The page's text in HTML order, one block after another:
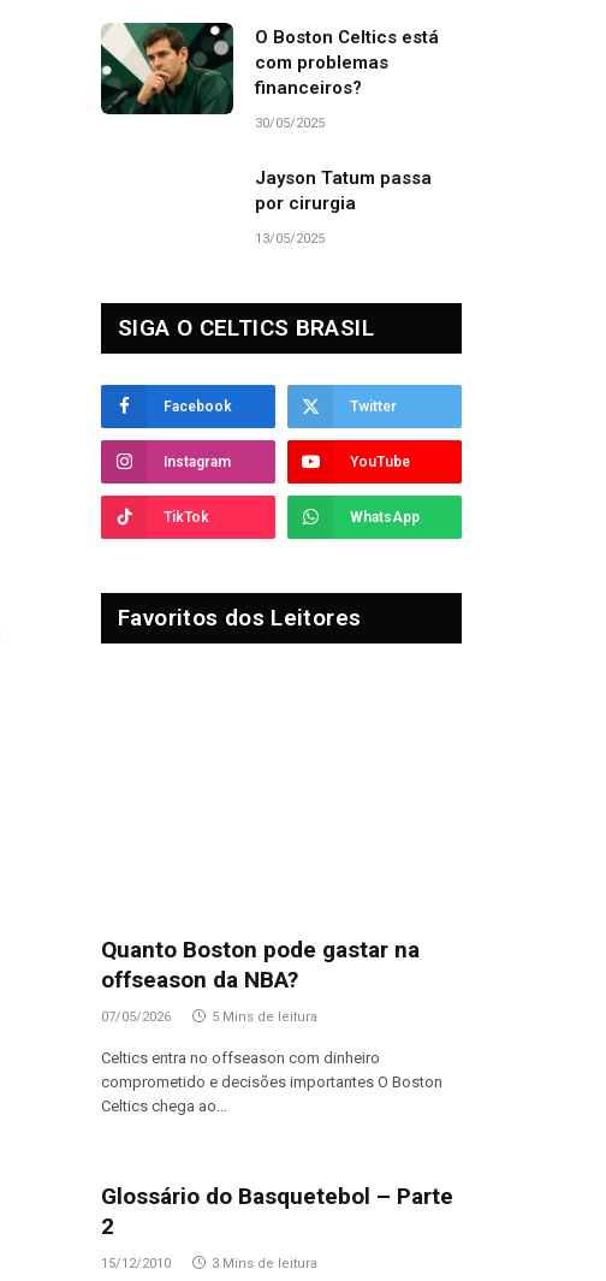
O Boston Celtics está
com problemas
financeiros?
30/05/2025
Jayson Tatum passa
por cirurgia
13/05/2025
SIGA O CELTICS BRASIL
Facebook Twitter
Instagram YouTube
TikTok WhatsApp
Favoritos dos Leitores
Quanto Boston pode gastar na
offseason da NBA?
07/05/2026 5 Mins de leitura
Celtics entra no offseason com dinheiro
comprometido e decisões importantes O Boston
Celtics chega ao…
Glossário do Basquetebol – Parte
2
15/12/2010 3 Mins de leitura